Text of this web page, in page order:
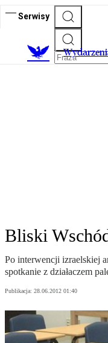
Serwisy
Bliski
Po interwencji izraelskiej
spotkanie z działaczem
Publikacja: 28.06.2012 01:40